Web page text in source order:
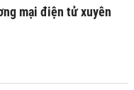
mại điện tử xuyên